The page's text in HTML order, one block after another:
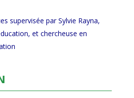
supervisée par Sylvie Rayna,
et chercheuse en